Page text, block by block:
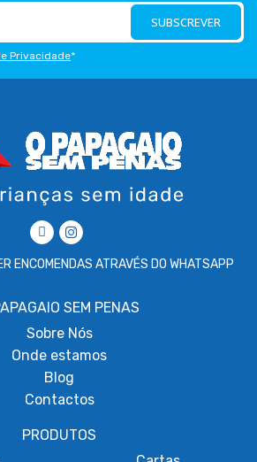
SUBSCREVER
Privacidade*
ENCOMENDAS ATRAVÉS DO WHATSAPP
SEM PENAS
Sobre Nós
Onde estamos
Blog
Contactos
PRODUTOS